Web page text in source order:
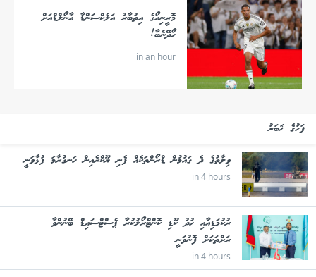
މޮރީނިއޯގެ އިތުބާރު އަލެކްސަންޑާ އާނޯލްޑްއަށް
ހޯދޭނެބާ!
in an hour
ފަހުގެ ޚަބަރު
ވިލާތުގެ ދެ ޤައުމުން ޑްރޯންތަކެއް ފެނި ޔޫކްރެއިން ހަނގުރާމަ ފުޅާވަނީ
in 4 hours
ރުކުމަޑިއާއި ހުދު ކޫޑި ކޮންޓްރޯލުކުރާ ޕެސްޓްސައިޑް ބޭނުންވާ
ރަށްތަކަށް ފޮނުވަނީ
in 4 hours